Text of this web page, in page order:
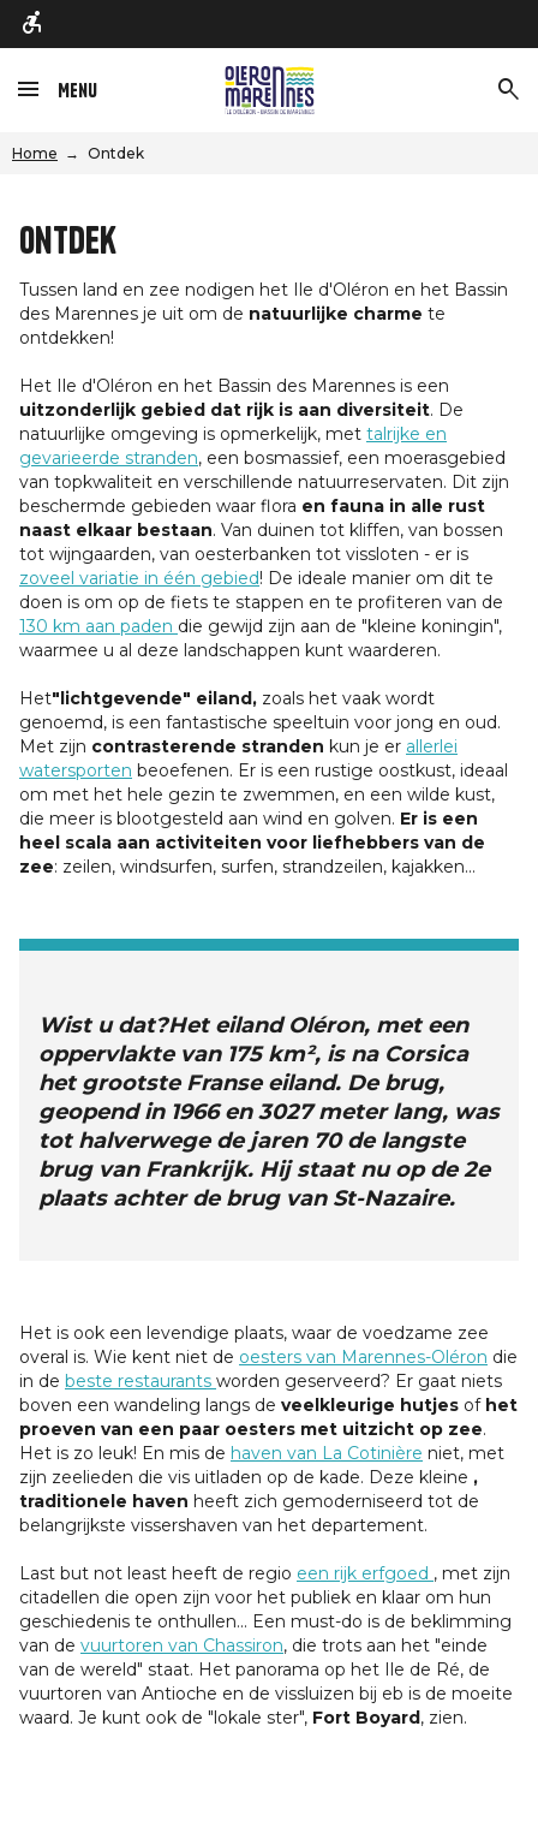
Menu
Home Ontdek
Ontdek
Tussen land en zee nodigen het Ile d'Oléron en het Bassin
des Marennes je uit om de natuurlijke charme te
ontdekken!
Het Ile d'Oléron en het Bassin des Marennes is een
uitzonderlijk gebied dat rijk is aan diversiteit. De
natuurlijke omgeving is opmerkelijk, met talrijke en
gevarieerde stranden, een bosmassief, een moerasgebied
van topkwaliteit en verschillende natuurreservaten. Dit zijn
beschermde gebieden waar flora en fauna in alle rust
naast elkaar bestaan. Van duinen tot kliffen, van bossen
tot wijngaarden, van oesterbanken tot vissloten - er is
zoveel variatie in één gebied! De ideale manier om dit te
doen is om op de fiets te stappen en te profiteren van de
130 km aan paden die gewijd zijn aan de "kleine koningin",
waarmee u al deze landschappen kunt waarderen.
Het"lichtgevende" eiland, zoals het vaak wordt
genoemd, is een fantastische speeltuin voor jong en oud.
Met zijn contrasterende stranden kun je er allerlei
watersporten beoefenen. Er is een rustige oostkust, ideaal
om met het hele gezin te zwemmen, en een wilde kust,
die meer is blootgesteld aan wind en golven. Er is een
heel scala aan activiteiten voor liefhebbers van de
zee: zeilen, windsurfen, surfen, strandzeilen, kajakken...
Wist u dat?Het eiland Oléron, met een
oppervlakte van 175 km², is na Corsica
het grootste Franse eiland. De brug,
geopend in 1966 en 3027 meter lang, was
tot halverwege de jaren 70 de langste
brug van Frankrijk. Hij staat nu op de 2e
plaats achter de brug van St-Nazaire.
Het is ook een levendige plaats, waar de voedzame zee
overal is. Wie kent niet de oesters van Marennes-Oléron die
in de beste restaurants worden geserveerd? Er gaat niets
boven een wandeling langs de veelkleurige hutjes of het
proeven van een paar oesters met uitzicht op zee.
Het is zo leuk! En mis de haven van La Cotinière niet, met
zijn zeelieden die vis uitladen op de kade. Deze kleine ,
traditionele haven heeft zich gemoderniseerd tot de
belangrijkste vissershaven van het departement.
Last but not least heeft de regio een rijk erfgoed , met zijn
citadellen die open zijn voor het publiek en klaar om hun
geschiedenis te onthullen... Een must-do is de beklimming
van de vuurtoren van Chassiron, die trots aan het "einde
van de wereld" staat. Het panorama op het Ile de Ré, de
vuurtoren van Antioche en de vissluizen bij eb is de moeite
waard. Je kunt ook de "lokale ster", Fort Boyard, zien.